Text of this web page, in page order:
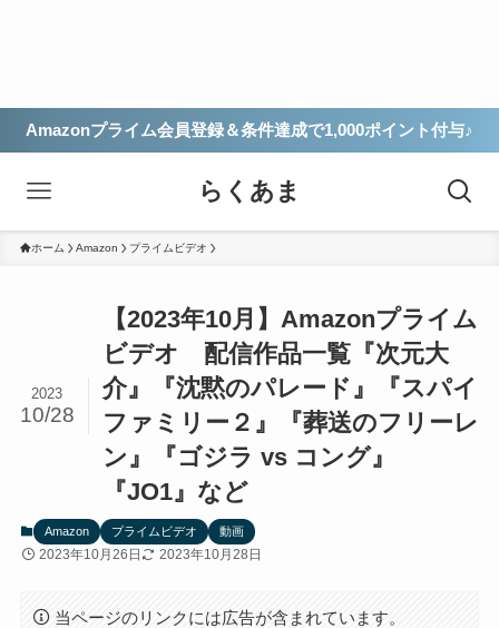
Amazonプライム会員登録＆条件達成で1,000ポイント付与♪
らくあま
ホーム Amazon プライムビデオ
【2023年10月】Amazonプライム
ビデオ 配信作品一覧『次元大
介』『沈黙のパレード』『スパイ
ファミリー２』『葬送のフリーレ
ン』『ゴジラ vs コング』
『JO1』など
2023
10/28
Amazon プライムビデオ 動画
2023年10月26日 2023年10月28日
当ページのリンクには広告が含まれています。